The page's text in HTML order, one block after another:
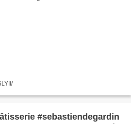
#sebastiendegardin